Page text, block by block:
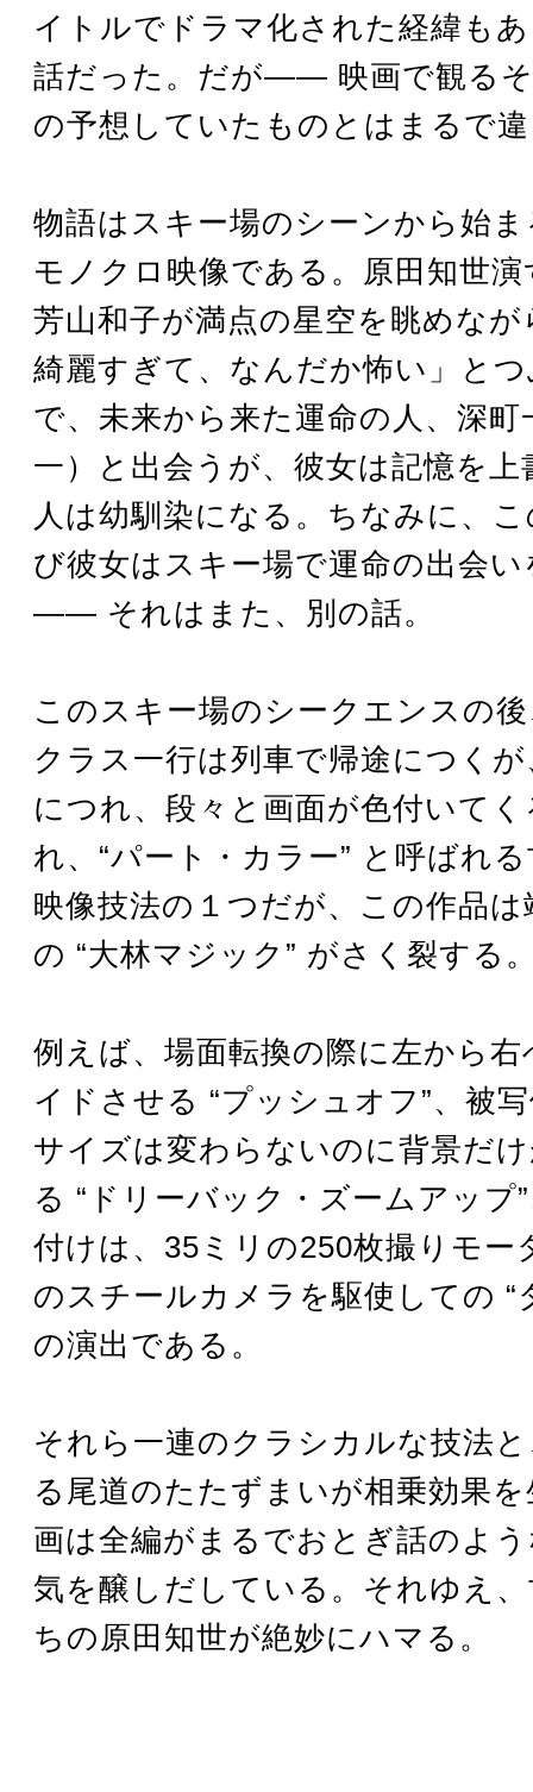
イトルでドラマ化された経緯も
話だった。だが―― 映画で観る
の予想していたものとはまるで
物語はスキー場のシーンから始
モノクロ映像である。原田知世
芳山和子が満点の星空を眺めな
綺麗すぎて、なんだか怖い」と
で、未来から来た運命の人、深町
一）と出会うが、彼女は記憶を上
人は幼馴染になる。ちなみに、
び彼女はスキー場で運命の出会
―― それはまた、別の話。
このスキー場のシークエンスの
クラス一行は列車で帰途につく
につれ、段々と画面が色付いて
れ、“パート・カラー” と呼ばれ
映像技法の１つだが、この作品
の “大林マジック” がさく裂する
例えば、場面転換の際に左から
イドさせる “プッシュオフ”、被
サイズは変わらないのに背景だ
る “ドリーバック・ズームアップ
付けは、35ミリの250枚撮りモー
のスチールカメラを駆使しての “
の演出である。
それら一連のクラシカルな技法
る尾道のたたずまいが相乗効果
画は全編がまるでおとぎ話のよ
気を醸しだしている。それゆえ
ちの原田知世が絶妙にハマる。